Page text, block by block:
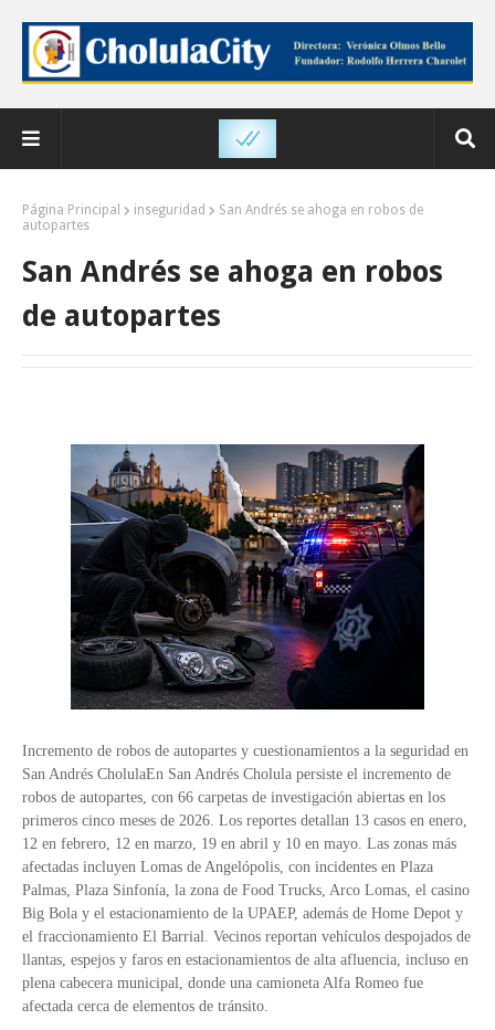
Página Principal inseguridad
San Andrés se ahoga en robos de
autopartes
San Andrés se ahoga en robos
de autopartes
Incremento de robos de autopartes y cuestionamientos a la seguridad en
San Andrés CholulaEn San Andrés Cholula persiste el incremento de
robos de autopartes, con 66 carpetas de investigación abiertas en los
primeros cinco meses de 2026. Los reportes detallan 13 casos en enero,
12 en febrero, 12 en marzo, 19 en abril y 10 en mayo. Las zonas más
afectadas incluyen Lomas de Angelópolis, con incidentes en Plaza
Palmas, Plaza Sinfonía, la zona de Food Trucks, Arco Lomas, el casino
Big Bola y el estacionamiento de la UPAEP, además de Home Depot y
el fraccionamiento El Barrial. Vecinos reportan vehículos despojados de
llantas, espejos y faros en estacionamientos de alta afluencia, incluso en
plena cabecera municipal, donde una camioneta Alfa Romeo fue
afectada cerca de elementos de tránsito.